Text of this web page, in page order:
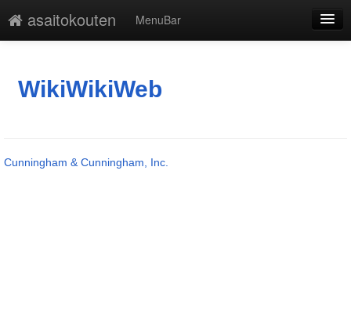
asaitokouten
MenuBar
添付
WikiWikiWeb
Cunningham & Cunningham, Inc.